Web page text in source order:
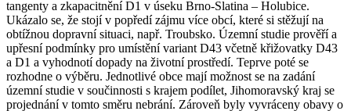
tangenty a zkapacitnění D1 v úseku Brno-Slatina – Holubice.
Ukázalo se, že stojí v popředí zájmu více obcí, které si stěžují na
obtížnou dopravní situaci, např. Troubsko. Územní studie prověří a
upřesní podmínky pro umístění variant D43 včetně křižovatky D43
a D1 a vyhodnotí dopady na životní prostředí. Teprve poté se
rozhodne o výběru. Jednotlivé obce mají možnost se na zadání
územní studie v součinnosti s krajem podílet, Jihomoravský kraj se
projednání v tomto směru nebrání. Zároveň byly vyvráceny obavy o